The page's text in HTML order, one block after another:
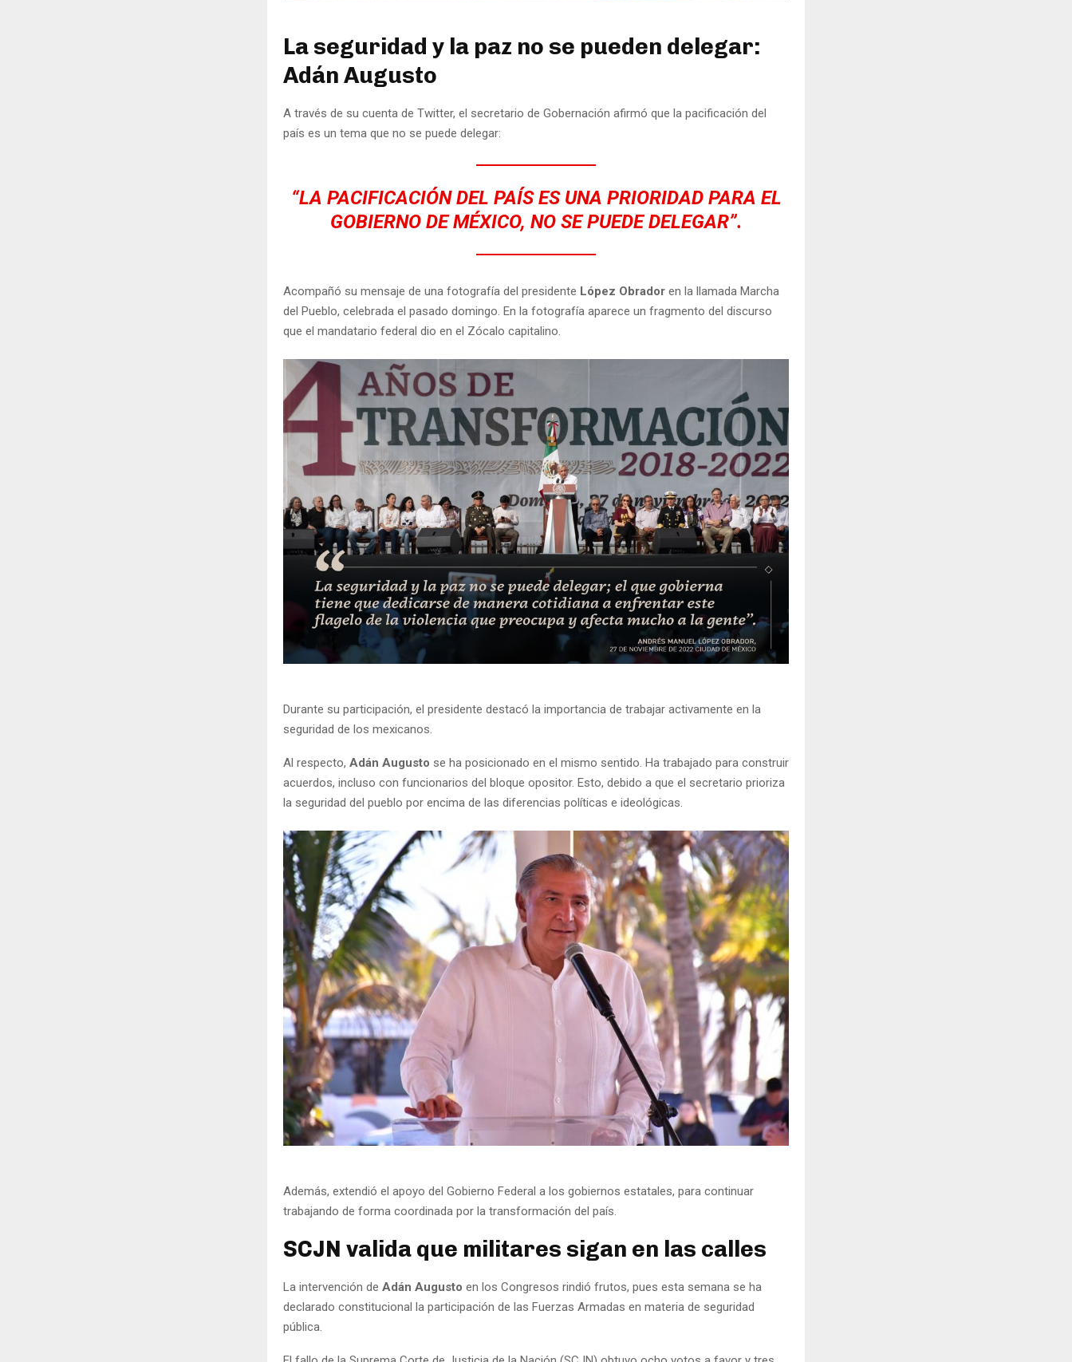
La seguridad y la paz no se pueden delegar:
Adán Augusto
A través de su cuenta de Twitter, el secretario de Gobernación afirmó que la pacificación del
país es un tema que no se puede delegar:
“LA PACIFICACIÓN DEL PAÍS ES UNA PRIORIDAD PARA EL
GOBIERNO DE MÉXICO, NO SE PUEDE DELEGAR”.
Acompañó su mensaje de una fotografía del presidente López Obrador en la llamada Marcha
del Pueblo, celebrada el pasado domingo. En la fotografía aparece un fragmento del discurso
que el mandatario federal dio en el Zócalo capitalino.
Durante su participación, el presidente destacó la importancia de trabajar activamente en la
seguridad de los mexicanos.
Al respecto, Adán Augusto se ha posicionado en el mismo sentido. Ha trabajado para construir
acuerdos, incluso con funcionarios del bloque opositor. Esto, debido a que el secretario prioriza
la seguridad del pueblo por encima de las diferencias políticas e ideológicas.
Además, extendió el apoyo del Gobierno Federal a los gobiernos estatales, para continuar
trabajando de forma coordinada por la transformación del país.
SCJN valida que militares sigan en las calles
La intervención de Adán Augusto en los Congresos rindió frutos, pues esta semana se ha
declarado constitucional la participación de las Fuerzas Armadas en materia de seguridad
pública.